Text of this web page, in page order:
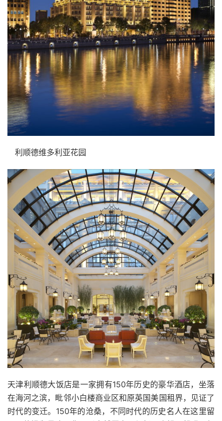
利顺德维多利亚花园
天津利顺德大饭店是一家拥有150年历史的豪华酒店，坐落
在海河之滨，毗邻小白楼商业区和原英国美国租界，见证了
时代的变迁。 150年的沧桑，不同时代的历史名人在这里留